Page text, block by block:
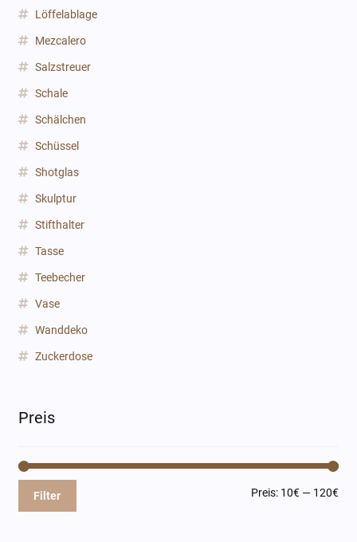
Löffelablage
Mezcalero
Salzstreuer
Schale
Schälchen
Schüssel
Shotglas
Skulptur
Stifthalter
Tasse
Teebecher
Vase
Wanddeko
Zuckerdose
Preis
Filter Preis: 10€ — 120€